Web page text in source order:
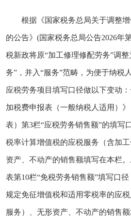
根据《国家税务总局关于调整
的公告》(国家税务总局公告2026年
税新政将原“加工修理修配劳务”调
务”，并入“服务”范畴，为便于纳税
应税劳务项目填写口径做以下变动
加税费申报表（一般纳税人适用）
表）第3栏“应税劳务销售额”的填写
税率计算增值税的应税服务（含加
资产、不动产的销售额填写在本栏
表第10栏“免税劳务销售额”填写口
规定免征增值税和适用零税率的应
服务）、无形资产、不动产的销售